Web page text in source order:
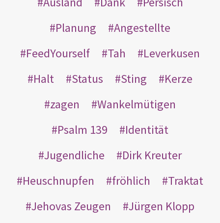
Planung
Angestellte
FeedYourself
Tah
Leverkusen
Halt
Status Sting
Kerze
zagen
Wankelmütigen
Psalm 139
Identität
Jugendliche
Dirk Kreuter
Heuschnupfen
fröhlich
Traktat
Jehovas Zeugen
Jürgen Klopp